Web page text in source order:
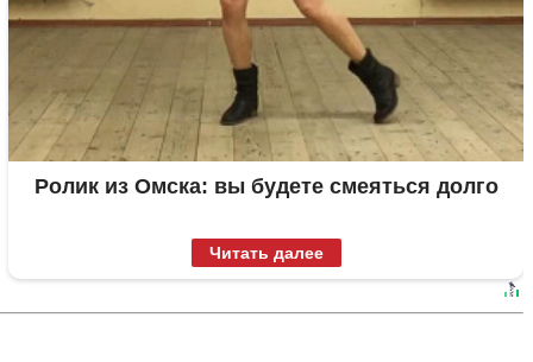
Ролик из Омска: вы будете смеяться долго
Читать далее